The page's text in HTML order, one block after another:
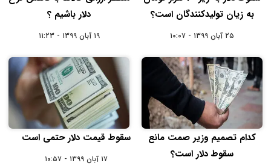
به زیان تولیدکنندگان است؟
۲۵ آبان ۱۳۹۹ - ۱۰:۰۷
دلار باشیم ؟
۱۹ آبان ۱۳۹۹ - ۱۱:۲۳
کدام تصمیم وزیر صمت مانع
سقوط دلار است؟
سقوط قیمت دلار حتمی است
۱۷ آبان ۱۳۹۹ - ۱۰:۵۷